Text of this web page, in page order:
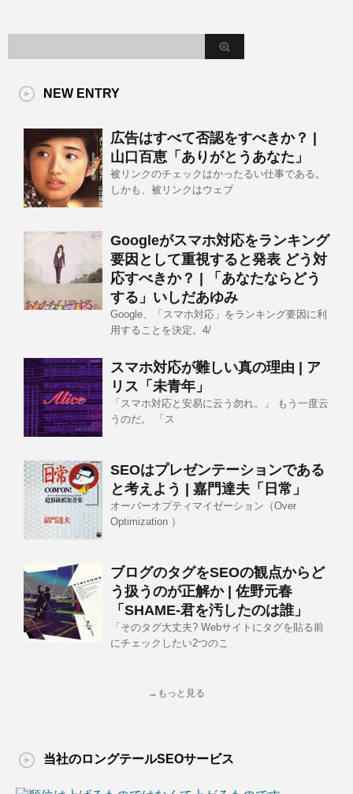
NEW ENTRY
広告はすべて否認をすべきか？ |
山口百恵「ありがとうあなた」
被リンクのチェックはかったるい仕事である。
しかも、被リンクはウェブ
Googleがスマホ対応をランキング
要因として重視すると発表 どう対
応すべきか？ | 「あなたならどう
する」いしだあゆみ
Google、「スマホ対応」をランキング要因に利
用することを決定。4/
スマホ対応が難しい真の理由 | ア
リス「未青年」
「スマホ対応と安易に云う勿れ。」 もう一度云
うのだ。 「ス
SEOはプレゼンテーションである
と考えよう | 嘉門達夫「日常」
オーバーオプティマイゼーション（Over
Optimization ）
ブログのタグをSEOの観点からど
う扱うのが正解か | 佐野元春
「SHAME-君を汚したのは誰」
「そのタグ大丈夫? Webサイトにタグを貼る前
にチェックしたい2つのこ
→もっと見る
当社のロングテールSEOサービス